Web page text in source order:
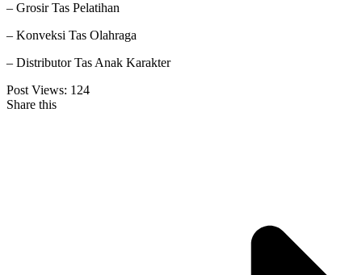
– Grosir Tas Pelatihan
– Konveksi Tas Olahraga
– Distributor Tas Anak Karakter
Post Views: 124
Share this